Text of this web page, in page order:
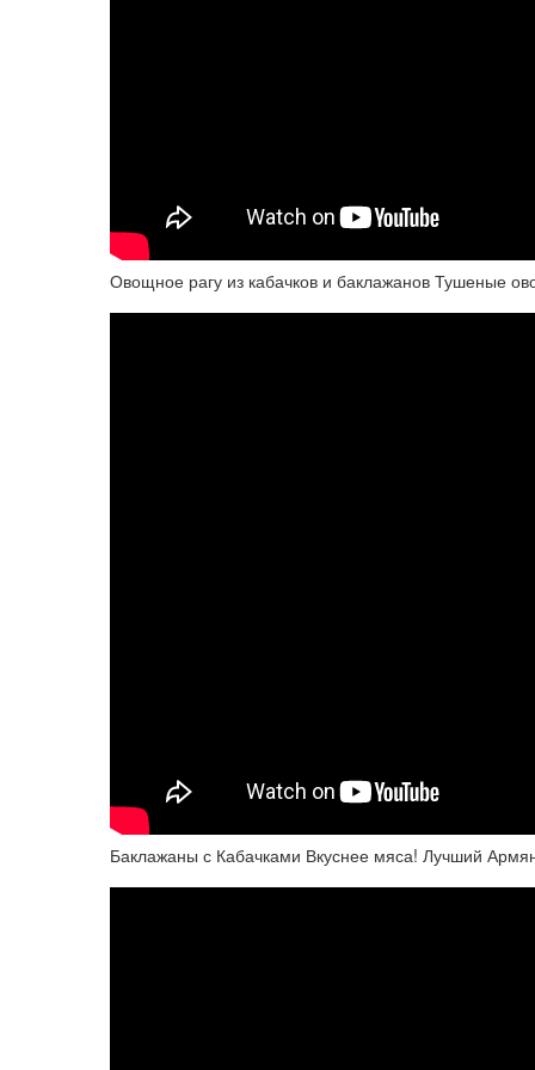
Овощное рагу из кабачков и баклажанов Тушеные
Баклажаны с Кабачками Вкуснее мяса! Лучший